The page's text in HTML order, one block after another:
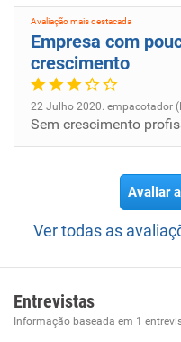
Temos como
dos nossos clientes e
uma casa mais bonita e
na vida das pessoas, é
vez mais presente nos
Avaliação mais destacada
Empresa com
crescimento
22 Julho 2020. empacotador
Avaliar a
Ver todas as
Entrevistas
Informação baseada em 1